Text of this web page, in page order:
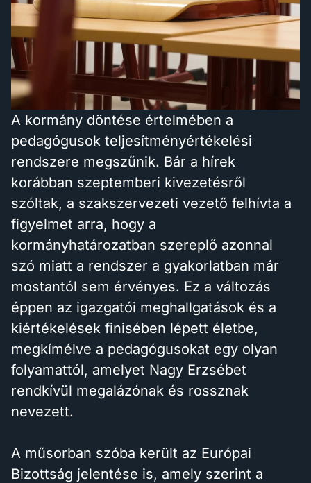
A kormány döntése értelmében a
pedagógusok teljesítményértékelési
rendszere megszűnik. Bár a hírek
korábban szeptemberi kivezetésről
szóltak, a szakszervezeti vezető felhívta a
figyelmet arra, hogy a
kormányhatározatban szereplő azonnal
szó miatt a rendszer a gyakorlatban már
mostantól sem érvényes. Ez a változás
éppen az igazgatói meghallgatások és a
kiértékelések finisében lépett életbe,
megkímélve a pedagógusokat egy olyan
folyamattól, amelyet Nagy Erzsébet
rendkívül megalázónak és rossznak
nevezett.
A műsorban szóba került az Európai
Bizottság jelentése is, amely szerint a